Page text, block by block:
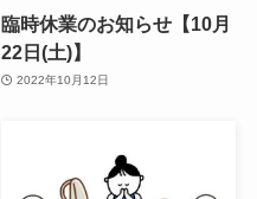
臨時休業のお知らせ【10月
22日(土)】
2022年10月12日